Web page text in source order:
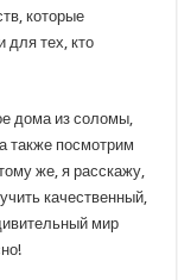
которые
для тех, кто
дома из соломы,
также посмотрим
же, я расскажу,
качественный,
мир